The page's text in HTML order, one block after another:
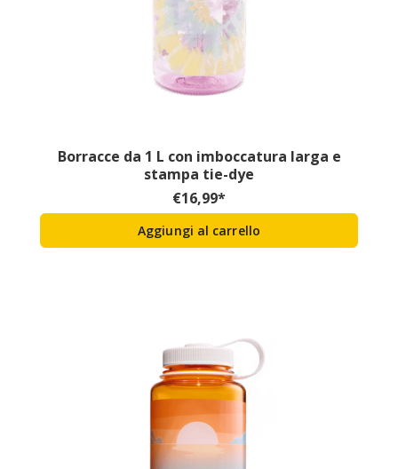
Borracce da 1 L con imboccatura larga e
stampa tie-dye
€16,99*
Aggiungi al carrello